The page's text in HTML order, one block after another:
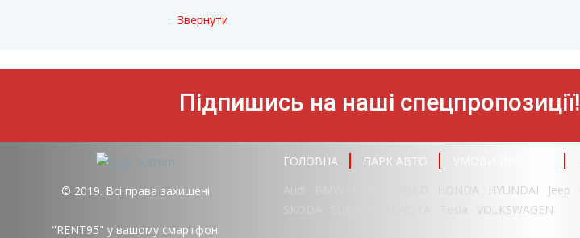
Звернути
Підпишись на наші спецпропозиції!
© 2019. Всі права захищені
"RENT95" у вашому смартфоні
ГОЛОВНА ПАРК АВТО
HONDA HYUNDAI Jeep
VOLKSWAGEN